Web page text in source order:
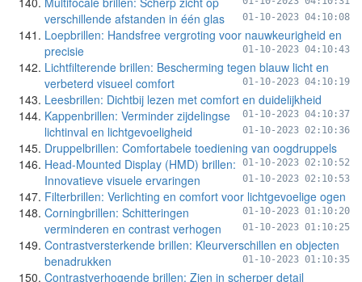
verschillende afstanden in één glas
01-10-2023 04:10:08
Loepbrillen: Handsfree vergroting voor nauwkeurigheid en
precisie
01-10-2023 04:10:43
Lichtfilterende brillen: Bescherming tegen blauw licht en
verbeterd visueel comfort
01-10-2023 04:10:19
Leesbrillen: Dichtbij lezen met comfort en duidelijkheid
01-10-2023 04:10:37
Kappenbrillen: Verminder zijdelingse
lichtinval en lichtgevoeligheid
01-10-2023 02:10:36
Druppelbrillen: Comfortabele toediening van oogdruppels
01-10-2023 02:10:52
Head-Mounted Display (HMD) brillen:
Innovatieve visuele ervaringen
01-10-2023 02:10:53
Filterbrillen: Verlichting en comfort voor lichtgevoelige ogen
01-10-2023 01:10:20
Corningbrillen: Schitteringen
verminderen en contrast verhogen
01-10-2023 01:10:25
Contrastversterkende brillen: Kleurverschillen en objecten
benadrukken
01-10-2023 01:10:35
Contrastverhogende brillen: Zien in scherper detail